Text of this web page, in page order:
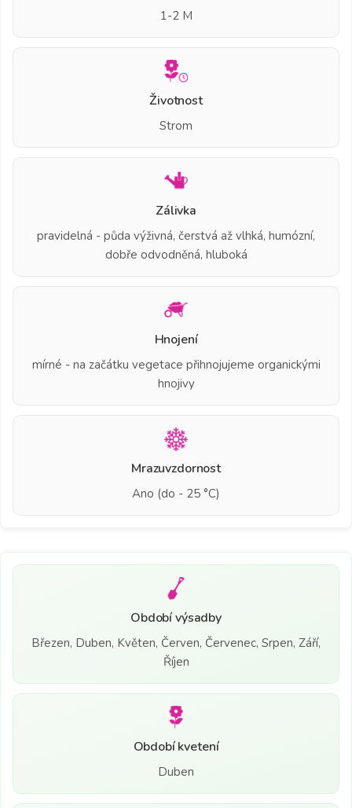
1-2 M
Životnost
Strom
Zálivka
pravidelná - půda výživná, čerstvá až vlhká, humózní,
dobře odvodněná, hluboká
Hnojení
mírné - na začátku vegetace přihnojujeme organickými
hnojivy
Mrazuvzdornost
Ano (do - 25 °C)
Období výsadby
Březen, Duben, Květen, Červen, Červenec, Srpen, Září,
Říjen
Období kvetení
Duben